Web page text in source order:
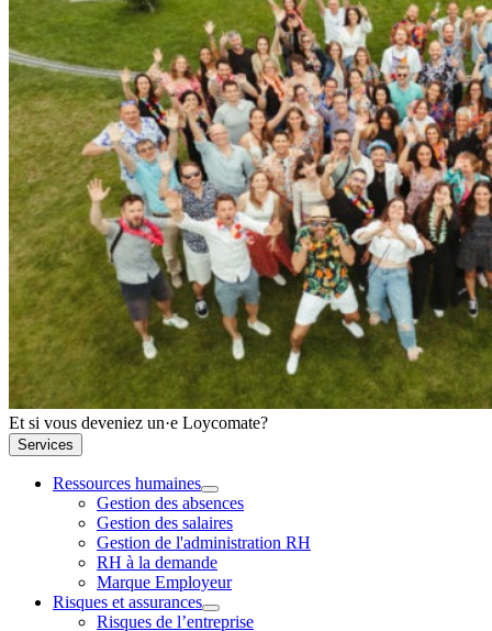
Et si vous deveniez un·e Loycomate?
Services
Ressources humaines
Gestion des absences
Gestion des salaires
Gestion de l'administration RH
RH à la demande
Marque Employeur
Risques et assurances
Risques de l’entreprise